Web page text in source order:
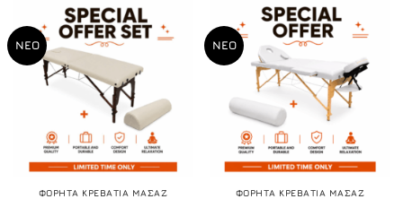
ΝΕΟ
ΦΟΡΗΤΑ ΚΡΕΒΑΤΙΑ ΜΑΣΑΖ
ΝΕΟ
ΦΟΡΗΤΑ ΚΡΕΒΑΤΙΑ ΜΑΣΑΖ